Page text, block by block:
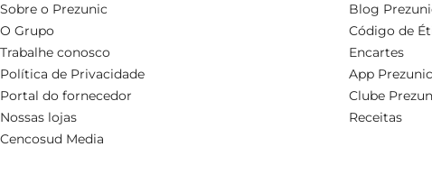
Sobre o Prezunic
O Grupo
Trabalhe conosco
Política de Privacidade
Portal do fornecedor
Nossas lojas
Cencosud Media
Blog
Código de
Encartes
App Prezunic
Clube
Receitas